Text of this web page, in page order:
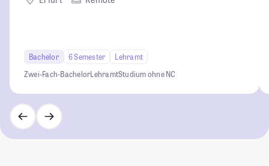
Bachelor 6 Semester
Lehramt
Zwei-Fach-BachelorLehramtStudium ohne NC